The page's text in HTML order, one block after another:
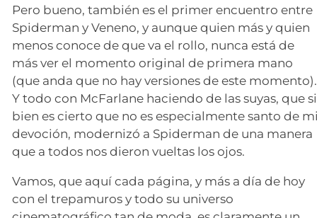
Pero bueno, también es el primer encuentro entre
Spiderman y Veneno, y aunque quien más y quien
menos conoce de que va el rollo, nunca está de
más ver el momento original de primera mano
(que anda que no hay versiones de este momento).
Y todo con McFarlane haciendo de las suyas, que si
bien es cierto que no es especialmente santo de
devoción, modernizó a Spiderman de una manera
que a todos nos dieron vueltas los ojos.
Vamos, que aquí cada página, y más a día de hoy
con el trepamuros y todo su universo